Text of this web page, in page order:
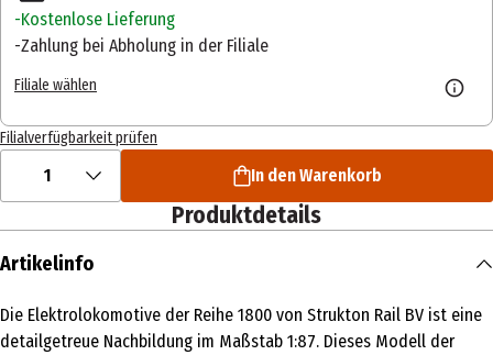
Kostenlose Lieferung
Zahlung bei Abholung in der Filiale
Filiale wählen
Filialverfügbarkeit prüfen
1 In den Warenkorb
Produktdetails
Artikelinfo
Die Elektrolokomotive der Reihe 1800 von Strukton Rail BV ist eine
detailgetreue Nachbildung im Maßstab 1:87. Dieses Modell der